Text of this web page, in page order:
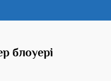
блоуері